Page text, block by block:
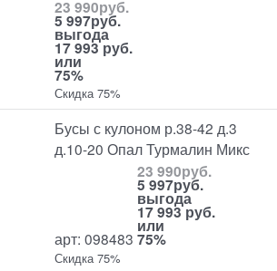
23 990руб.
5 997руб.
выгода
17 993 руб.
или
75%
Скидка 75%
Бусы с кулоном р.38-42 д.3
д.10-20 Опал Турмалин Микс
арт: 098483
23 990руб.
5 997руб.
выгода
17 993 руб.
или
75%
Скидка 75%